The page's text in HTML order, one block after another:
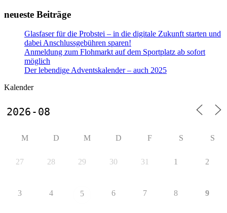
neueste Beiträge
Glasfaser für die Probstei – in die digitale Zukunft starten und
dabei Anschlussgebühren sparen!
Anmeldung zum Flohmarkt auf dem Sportplatz ab sofort
möglich
Der lebendige Adventskalender – auch 2025
Kalender
M D M D F S S
27 28 29 30 31 1 2
3 4 5 6 7 8 9